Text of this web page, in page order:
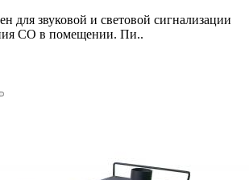
для звуковой и световой сигнализации
СО в помещении. Пи..